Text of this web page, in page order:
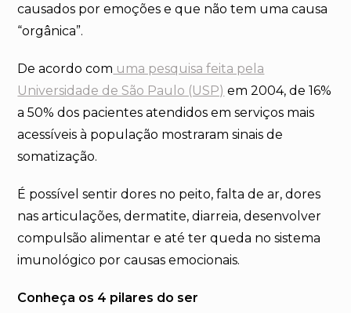
causados por emoções e que não tem uma causa
“orgânica”.
De acordo com uma pesquisa feita pela
Universidade de São Paulo (USP) em 2004, de 16%
a 50% dos pacientes atendidos em serviços mais
acessíveis à população mostraram sinais de
somatização.
É possível sentir dores no peito, falta de ar, dores
nas articulações, dermatite, diarreia, desenvolver
compulsão alimentar e até ter queda no sistema
imunológico por causas emocionais.
Conheça os 4 pilares do ser